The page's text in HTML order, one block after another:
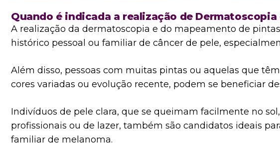
Quando é indicada a realização de
A realização da dermatoscopia e do mapeamento de
histórico pessoal ou familiar de câncer de pele,
Além disso, pessoas com muitas pintas ou aquelas que
cores variadas ou evolução recente, podem se beneficiar
Indivíduos de pele clara, que se queimam facilmente no
profissionais ou de lazer, também são candidatos ideais
familiar de melanoma.